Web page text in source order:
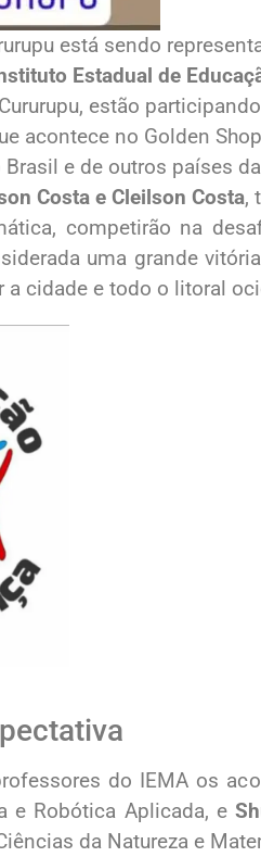
está sendo
Estadual de
estão
acontece no Golden
e de outros países
Costa e Cleilson Costa,
competirão na
uma grande
a cidade e todo o litoral
do IEMA os
e Robótica Aplicada, e
da Natureza e